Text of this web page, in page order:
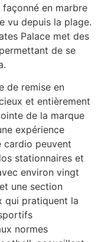
en marbre
vu depuis la plage.
Palace met des
de se
de remise en
et entièrement
de la marque
expérience
cardio peuvent
stationnaires et
environ vingt
une section
qui pratiquent la
normes